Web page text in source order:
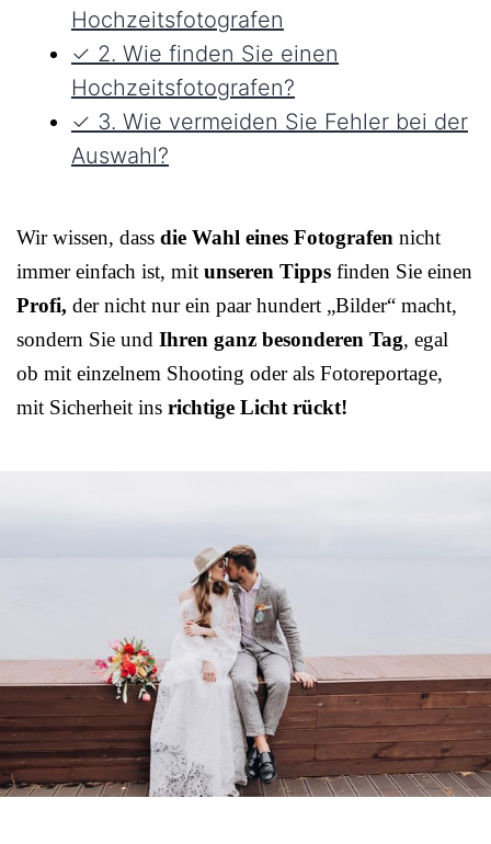
Hochzeitsfotografen
✓ 2. Wie finden Sie einen
Hochzeitsfotografen?
✓ 3. Wie vermeiden Sie Fehler bei der
Auswahl?
Wir wissen, dass die Wahl eines Fotografen nicht
immer einfach ist, mit unseren Tipps finden Sie einen
Profi, der nicht nur ein paar hundert „Bilder“ macht,
sondern Sie und Ihren ganz besonderen Tag, egal
ob mit einzelnem Shooting oder als Fotoreportage,
mit Sicherheit ins richtige Licht rückt!